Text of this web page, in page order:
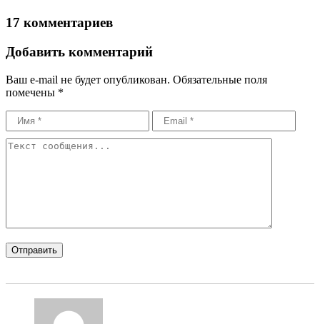
17 комментариев
Добавить комментарий
Ваш e-mail не будет опубликован. Обязательные поля
помечены *